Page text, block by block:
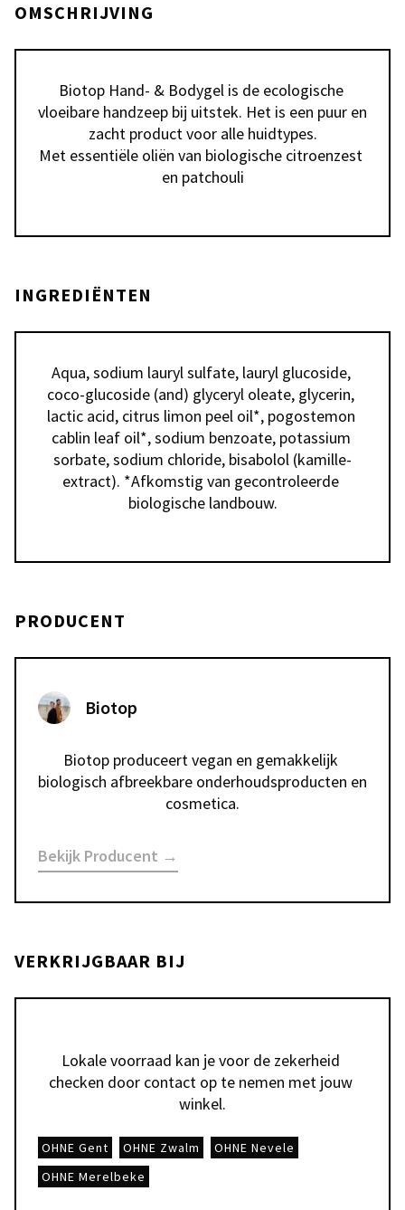
OMSCHRIJVING
Biotop Hand- & Bodygel is de ecologische
vloeibare handzeep bij uitstek. Het is een puur en
zacht product voor alle huidtypes.
Met essentiële oliën van biologische citroenzest
en patchouli
INGREDIËNTEN
Aqua, sodium lauryl sulfate, lauryl glucoside,
coco-glucoside (and) glyceryl oleate, glycerin,
lactic acid, citrus limon peel oil*, pogostemon
cablin leaf oil*, sodium benzoate, potassium
sorbate, sodium chloride, bisabolol (kamille-
extract). *Afkomstig van gecontroleerde
PRODUCENT
Biotop
Biotop produceert vegan en gemakkelijk
biologisch afbreekbare onderhoudsproducten en
cosmetica.
Bekijk Producent →
VERKRIJGBAAR BIJ
Lokale voorraad kan je voor de zekerheid
checken door contact op te nemen met jouw
winkel.
OHNE Gent OHNE Zwalm
OHNE Nevele
OHNE Merelbeke